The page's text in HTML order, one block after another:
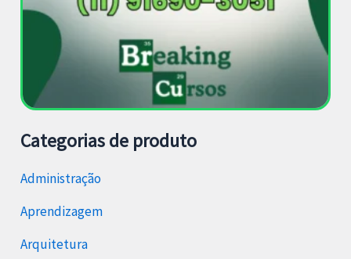
Categorias de produto
Administração
Aprendizagem
Arquitetura